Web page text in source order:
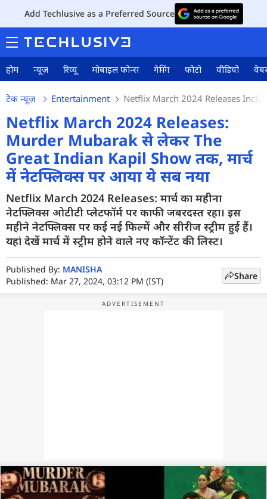
Add Techlusive as a Preferred Source
होम न्यूज़ रिव्यू मोबाइल फोन्स गेमिंग फोटो वीडियो
टेक न्यूज़ Entertainment Netflix March 2024 Releases
Netflix March 2024 Releases:
Murder Mubarak से लेकर The
Great Indian Kapil Show तक, मार्च
में नेटफ्लिक्स पर आया ये सब नया
Netflix March 2024 Releases: मार्च का महीना
नेटफ्लिक्स ओटीटी प्लेटफॉर्म पर काफी जबरदस्त रहा। इस
महीने नेटफ्लिक्स पर कई नई फिल्में और सीरीज स्ट्रीम हुई हैं।
यहां देखें मार्च में स्ट्रीम होने वाले नए कॉन्टेंट की लिस्ट।
Published By: MANISHA
Published: Mar 27, 2024, 03:12 PM (IST)
Share